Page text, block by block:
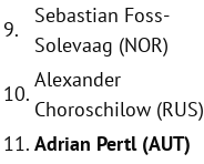
9.
Sebastian Foss-
Solevaag (NOR)
10.
Alexander
Choroschilow (RUS)
11. Adrian Pertl (AUT)